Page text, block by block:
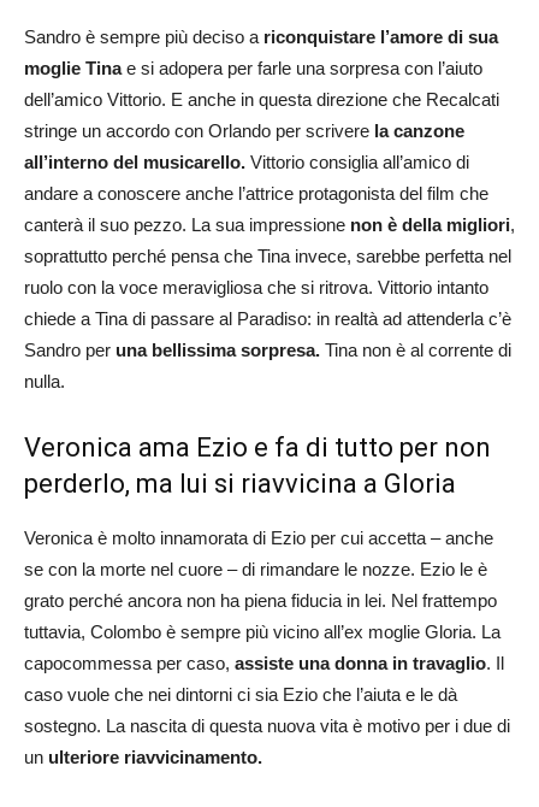
Sandro è sempre più deciso a riconquistare l’amore di sua
moglie Tinae si adopera per farle una sorpresa con l’aiuto
dell’amico Vittorio. E anche in questa direzione che Recalcati
stringe un accordo con Orlando per scrivere la canzone
all’interno del musicarello. Vittorio consiglia all’amico di
andare a conoscere anche l’attrice protagonista del film che
canterà il suo pezzo. La sua impressione non è della migliori,
soprattutto perché pensa che Tina invece, sarebbe perfetta nel
ruolo con la voce meravigliosa che si ritrova. Vittorio intanto
chiede a Tina di passare al Paradiso: in realtà ad attenderla c’è
Sandro per una bellissima sorpresa. Tina non è al corrente di
nulla.
Veronica ama Ezio e fa di tutto per non
perderlo, ma lui si riavvicina a Gloria
Veronica è molto innamorata di Ezio per cui accetta – anche
se con la morte nel cuore – di rimandare le nozze. Ezio le è
grato perché ancora non ha piena fiducia in lei. Nel frattempo
tuttavia, Colombo è sempre più vicino all’ex moglie Gloria. La
capocommessa per caso, assiste una donna in travaglio. Il
caso vuole che nei dintorni ci sia Ezio che l’aiuta e le dà
sostegno. La nascita di questa nuova vita è motivo per i due di
un ulteriore riavvicinamento.